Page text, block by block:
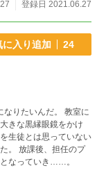
登録日 2021.06.27
に入り追加 24
りたいんだ。 教室に
きな黒縁眼鏡をかけ
生徒とは思っていない
。 放課後、担任のプ
なっていき……。